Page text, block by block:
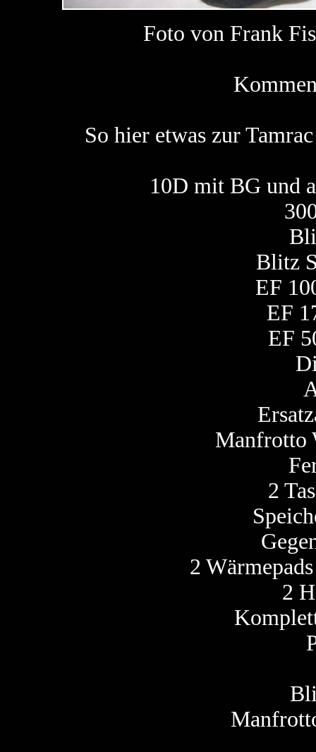
Foto von Frank
So hier etwas zur
10D mit BG und
Blitz
EF
EF
EF
Manfrotto
2
2
2